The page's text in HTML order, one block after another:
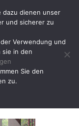
dazu dienen unser
und sicherer zu
Verwendung und
sie in den
Sie den
zu.